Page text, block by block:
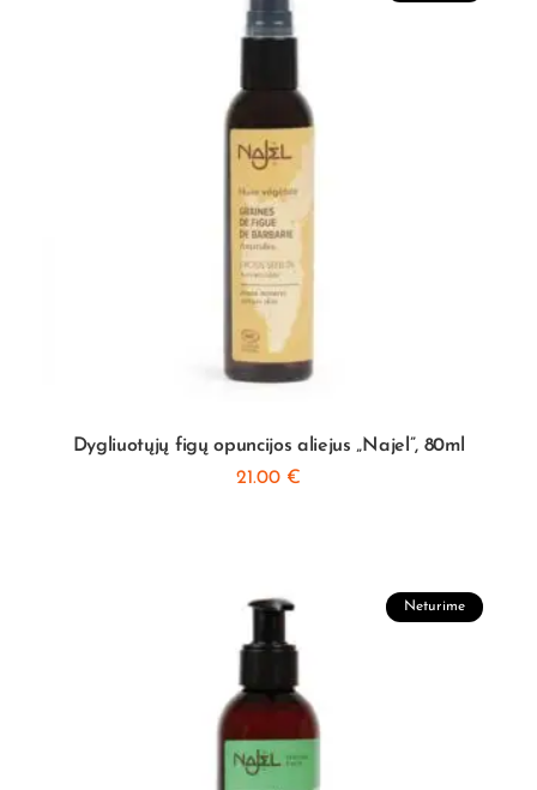
Dygliuotųjų figų opuncijos aliejus „Najel”, 80ml
21.00 €
Neturime